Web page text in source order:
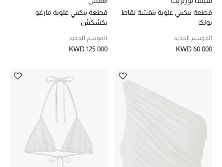
ما وصلنا حديثاً
الموسم الجديد
ركن أناقة المنتجعات
قطعة بيكيني علوية بنقشة نقاط
بولكا
الموسم الجديد
KWD 60.000
قطعة بيكيني علوية مارغو
بكشكش
الموسم الجديد
KWD 125.000